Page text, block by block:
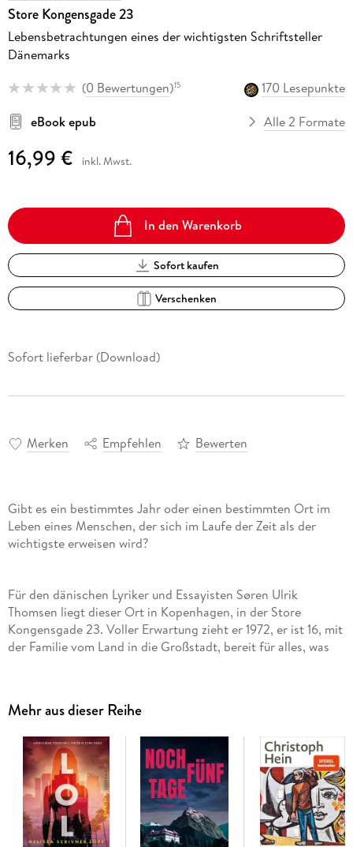
Store Kongensgade 23
Lebensbetrachtungen eines der wichtigsten Schriftsteller
Dänemarks
(0 Bewertungen)15
170 Lesepunkte
eBook epub
Alle 2 Formate
16,99 € inkl. Mwst.
In den Warenkorb
Sofort kaufen
Verschenken
Sofort lieferbar (Download)
Merken Empfehlen Bewerten
Gibt es ein bestimmtes Jahr oder einen bestimmten Ort im
Leben eines Menschen, der sich im Laufe der Zeit als der
wichtigste erweisen wird?
Für den dänischen Lyriker und Essayisten Søren Ulrik
Thomsen liegt dieser Ort in Kopenhagen, in der Store
Kongensgade 23. Voller Erwartung zieht er 1972, er ist 16, mit
der Familie vom Land in die Großstadt, bereit für alles, was
psychiatrischen Kliniken. In dieser Spannung zwischen Glück
und Unglück, zwischen Aufbruch und Rückzug denkt
Thomsen in elegischer, rhythmischer Prosa über das Leben
nach, darüber, warum man schreibt, über die Angst vor dem
Alter. Und über eine Wohnung, in der er nur ein Jahr lang
wohnte, die für ihn aber, obwohl sie der Vergangenheit
angehört, der Ort ist, von dem seine ganze Zukunft ausgehen
wird.
Mehr aus dieser Reihe